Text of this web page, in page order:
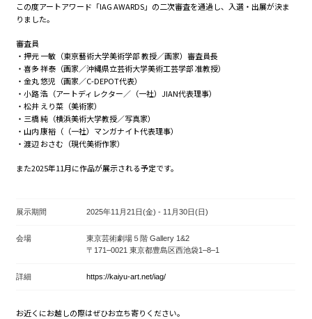
この度アートアワード「IAG AWARDS」の二次審査を通過し、入選・出展が決ま
りました。
審査員
・押元 一敏（東京藝術大学美術学部 教授／画家）審査員長
・喜多 祥泰（画家／沖縄県立芸術大学美術工芸学部 准教授）
・金丸 悠児（画家／C-DEPOT代表）
・小路 浩（アートディレクター／（一社）JIAN代表理事）
・松井 えり菜（美術家）
・三橋 純（横浜美術大学教授／写真家）
・山内 康裕（（一社）マンガナイト代表理事）
・渡辺 おさむ（現代美術作家）
また2025年11月に作品が展示される予定です。
展示期間 2025年11月21日(金) - 11月30日(日)
会場
東京芸術劇場５階 Gallery 1&2
〒171–0021 東京都豊島区西池袋1–8–1
詳細 https://kaiyu-art.net/iag/
お近くにお越しの際はぜひお立ち寄りください。